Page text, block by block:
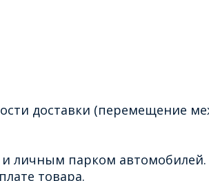
доставки (перемещение
парком автомобилей.
товара.